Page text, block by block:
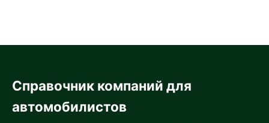
Справочник компаний для
автомобилистов